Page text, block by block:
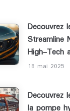
Decouvrez
Streamline
High-Tech
18 mai 2025
Decouvrez
la pompe